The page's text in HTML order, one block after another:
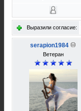
Выразили согласие:
serapion1984
Ветеран